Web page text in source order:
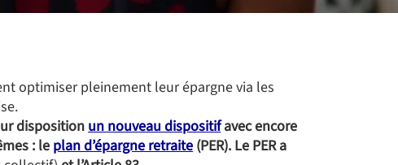
optimiser pleinement leur épargne via les
dispositionun nouveau dispositifavec encore
: le plan d’épargne retraite(PER). Le PER a